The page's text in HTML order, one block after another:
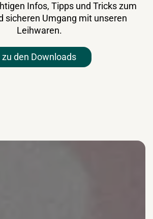
Infos, Tipps und Tricks zum
sicheren Umgang mit unseren
Leihwaren.
zu den Downloads